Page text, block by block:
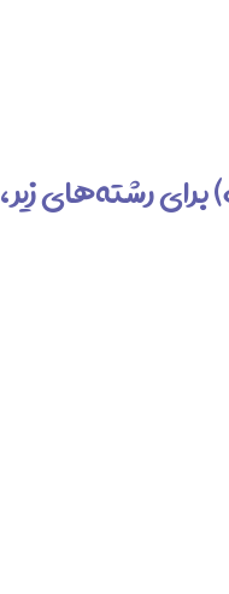
رشته‌های زیر،